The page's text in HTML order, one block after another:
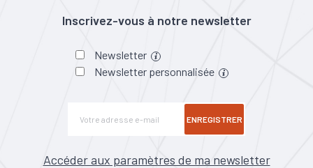
Inscrivez-vous à notre newsletter
Newsletter
Newsletter personnalisée
ENREGISTRER
Accéder aux paramètres de ma newsletter